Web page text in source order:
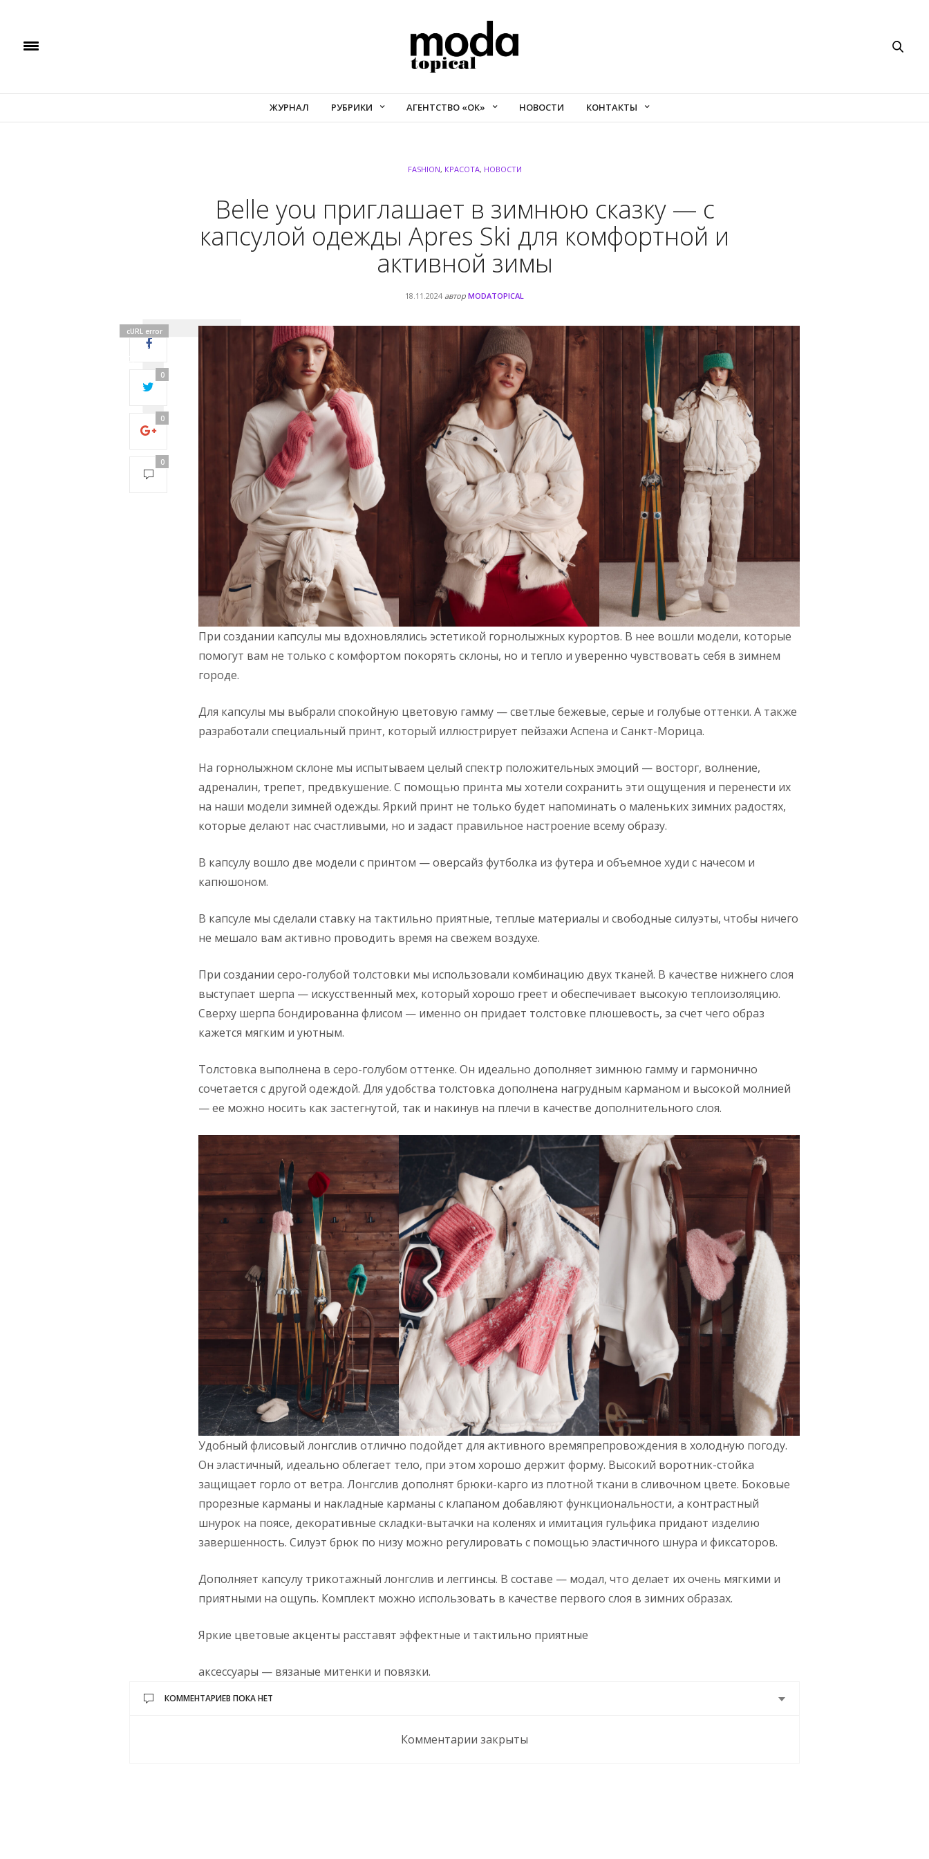
ЖУРНАЛ РУБРИКИ АГЕНТСТВО «ОК» НОВОСТИ КОНТАКТЫ
FASHION, КРАСОТА, НОВОСТИ
Belle you приглашает в зимнюю сказку — с
капсулой одежды Apres Ski для комфортной и
активной зимы
18.11.2024 автор MODATOPICAL
cURL error
28:
timed out
after 5000
with 0 out of
0 bytes
0
0
0
При создании капсулы мы вдохновлялись эстетикой горнолыжных курортов. В нее вошли модели, которые
помогут вам не только с комфортом покорять склоны, но и тепло и уверенно чувствовать себя в зимнем
городе.
Для капсулы мы выбрали спокойную цветовую гамму — светлые бежевые, серые и голубые оттенки. А также
разработали специальный принт, который иллюстрирует пейзажи Аспена и Санкт-Морица.
На горнолыжном склоне мы испытываем целый спектр положительных эмоций — восторг, волнение,
адреналин, трепет, предвкушение. С помощью принта мы хотели сохранить эти ощущения и перенести их
на наши модели зимней одежды. Яркий принт не только будет напоминать о маленьких зимних радостях,
которые делают нас счастливыми, но и задаст правильное настроение всему образу.
В капсулу вошло две модели с принтом — оверсайз футболка из футера и объемное худи с начесом и
капюшоном.
В капсуле мы сделали ставку на тактильно приятные, теплые материалы и свободные силуэты, чтобы ничего
не мешало вам активно проводить время на свежем воздухе.
При создании серо-голубой толстовки мы использовали комбинацию двух тканей. В качестве нижнего слоя
выступает шерпа — искусственный мех, который хорошо греет и обеспечивает высокую теплоизоляцию.
Сверху шерпа бондированна флисом — именно он придает толстовке плюшевость, за счет чего образ
кажется мягким и уютным.
Толстовка выполнена в серо-голубом оттенке. Он идеально дополняет зимнюю гамму и гармонично
сочетается с другой одеждой. Для удобства толстовка дополнена нагрудным карманом и высокой молнией
— ее можно носить как застегнутой, так и накинув на плечи в качестве дополнительного слоя.
Удобный флисовый лонгслив отлично подойдет для активного времяпрепровождения в холодную погоду.
Он эластичный, идеально облегает тело, при этом хорошо держит форму. Высокий воротник-стойка
защищает горло от ветра. Лонгслив дополнят брюки-карго из плотной ткани в сливочном цвете. Боковые
прорезные карманы и накладные карманы с клапаном добавляют функциональности, а контрастный
шнурок на поясе, декоративные складки-вытачки на коленях и имитация гульфика придают изделию
завершенность. Силуэт брюк по низу можно регулировать с помощью эластичного шнура и фиксаторов.
Дополняет капсулу трикотажный лонгслив и леггинсы. В составе — модал, что делает их очень мягкими и
приятными на ощупь. Комплект можно использовать в качестве первого слоя в зимних образах.
Яркие цветовые акценты расставят эффектные и тактильно приятные
аксессуары — вязаные митенки и повязки.
КОММЕНТАРИЕВ ПОКА НЕТ
Комментарии закрыты